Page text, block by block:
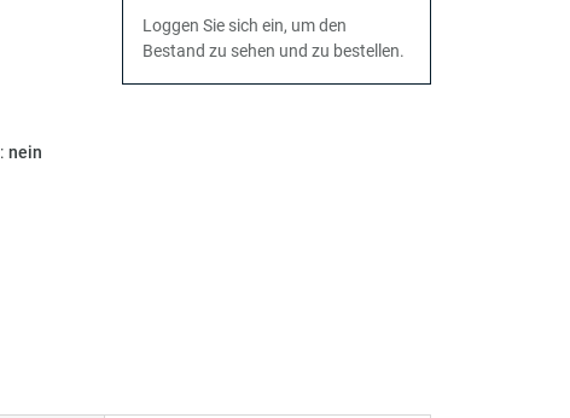
: nein
Loggen Sie sich ein, um den
Bestand zu sehen und zu bestellen.